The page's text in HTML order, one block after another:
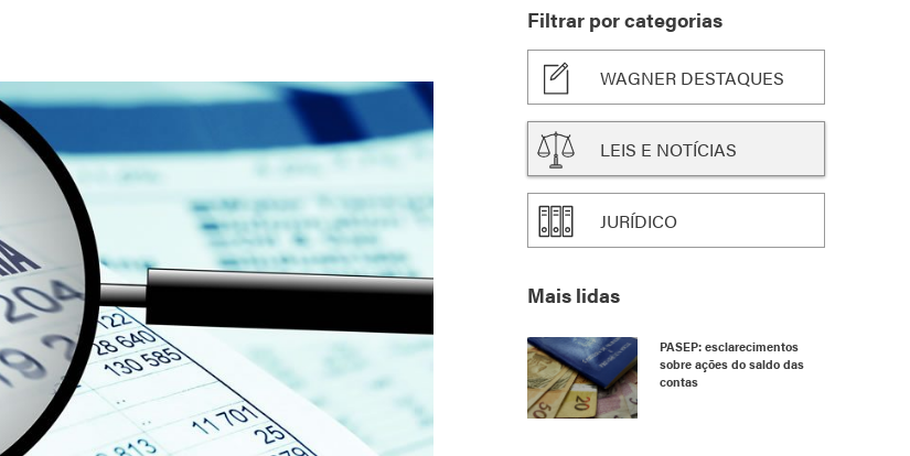
Filtrar por categorias
WAGNER DESTAQUES
LEIS E NOTÍCIAS
JURÍDICO
Mais lidas
PASEP: esclarecimentos
sobre ações do saldo das
contas